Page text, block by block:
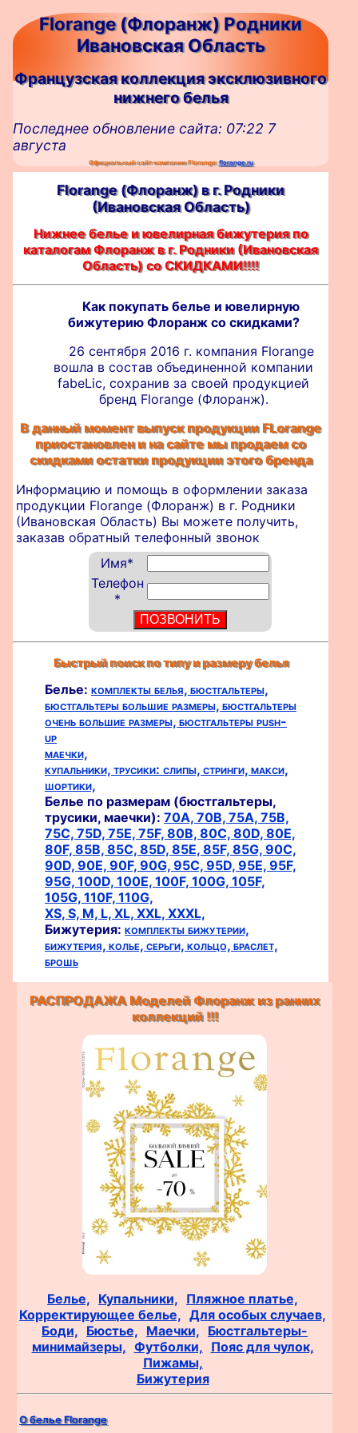
Florange (Флоранж) Родники
Ивановская Область
Французская коллекция эксклюзивного
нижнего белья
Последнее обновление сайта: 07:22 7
августа
Официальный сайт компании Florange:florange.ru
Florange (Флоранж) в г. Родники
(Ивановская Область)
Нижнее белье и ювелирная бижутерия по
каталогам Флоранж в г. Родники (Ивановская
Область) со СКИДКАМИ!!!!
Как покупать белье и ювелирную
бижутерию Флоранж со скидками?
26 сентября 2016 г. компания Florange
вошла в состав объединенной компании
fabeLic, сохранив за своей продукцией
бренд Florange (Флоранж).
В данный момент выпуск продукции FLorange
приостановлен и на сайте мы продаем со
скидками остатки продукции этого бренда
Информацию и помощь в оформлении заказа
продукции Florange (Флоранж) в г. Родники
(Ивановская Область) Вы можете получить,
заказав обратный телефонный звонок
Имя*
Телефон
*
Быстрый поиск по типу и размеру белья
Белье: комплекты белья, бюстгальтеры,
бюстгальтеры большие размеры, бюстгальтеры
очень большие размеры, бюстгальтеры push-
up
маечки,
купальники, трусики: слипы, стринги, макси,
шортики,
Белье по размерам (бюстгальтеры,
трусики, маечки): 70A, 70B, 75A, 75B,
75C, 75D, 75E, 75F, 80B, 80C, 80D, 80E,
80F, 85B, 85C, 85D, 85E, 85F, 85G, 90C,
90D, 90E, 90F, 90G, 95C, 95D, 95E, 95F,
95G, 100D, 100E, 100F, 100G, 105F,
105G, 110F, 110G,
XS, S, M, L, XL, XXL, XXXL,
Бижутерия: комплекты бижутерии,
бижутерия, колье, серьги, кольцо, браслет,
брошь
РАСПРОДАЖА Моделей Флоранж из ранних
коллекций !!!
Белье, Купальники, Пляжное платье,
Корректирующее белье, Для особых случаев,
Боди, Бюстье, Маечки, Бюстгальтеры-
минимайзеры, Футболки, Пояс для чулок,
Пижамы,
Бижутерия
О белье Florange